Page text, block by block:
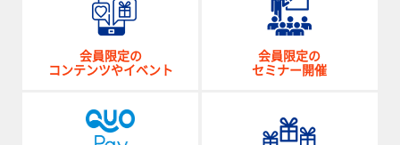
会員限定の
コンテンツやイベント
会員限定の
セミナー開催